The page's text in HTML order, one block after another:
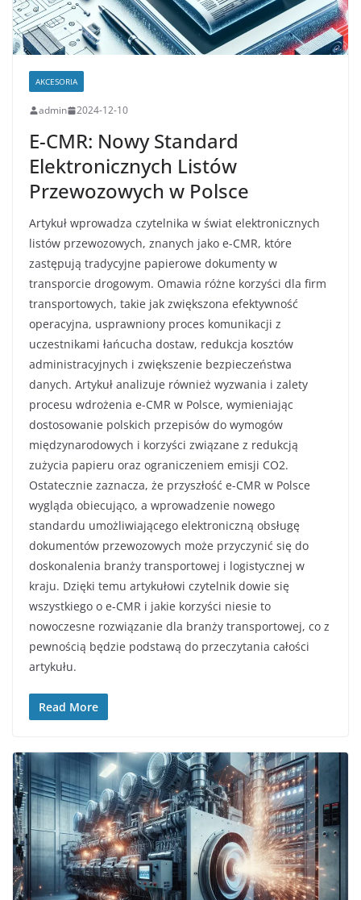
AKCESORIA
admin 2024-12-10
E-CMR: Nowy Standard
Elektronicznych Listów
Przewozowych w Polsce
Artykuł wprowadza czytelnika w świat elektronicznych
listów przewozowych, znanych jako e-CMR, które
zastępują tradycyjne papierowe dokumenty w
transporcie drogowym. Omawia różne korzyści dla firm
transportowych, takie jak zwiększona efektywność
operacyjna, usprawniony proces komunikacji z
uczestnikami łańcucha dostaw, redukcja kosztów
administracyjnych i zwiększenie bezpieczeństwa
danych. Artykuł analizuje również wyzwania i zalety
procesu wdrożenia e-CMR w Polsce, wymieniając
dostosowanie polskich przepisów do wymogów
międzynarodowych i korzyści związane z redukcją
zużycia papieru oraz ograniczeniem emisji CO2.
Ostatecznie zaznacza, że przyszłość e-CMR w Polsce
wygląda obiecująco, a wprowadzenie nowego
standardu umożliwiającego elektroniczną obsługę
dokumentów przewozowych może przyczynić się do
doskonalenia branży transportowej i logistycznej w
kraju. Dzięki temu artykułowi czytelnik dowie się
wszystkiego o e-CMR i jakie korzyści niesie to
nowoczesne rozwiązanie dla branży transportowej, co z
pewnością będzie podstawą do przeczytania całości
artykułu.
Read More